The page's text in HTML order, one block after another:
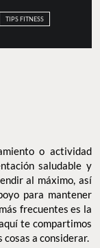
TIPS FITNESS
o actividad
saludable y
al máximo, así
para mantener
frecuentes es la
te compartimos
cosas a considerar.